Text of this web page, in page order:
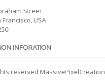
Street
Francisco, USA
INFORATION
reserved MassivePixelCreation